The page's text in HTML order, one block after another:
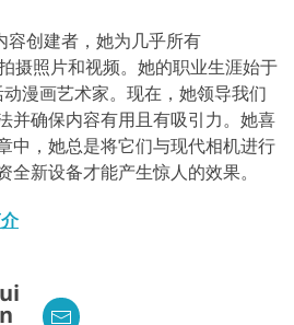
创建者，她为几乎所有
摄照片和视频。她的职业生涯始于
漫画艺术家。现在，她领导我们
并确保内容有用且有吸引力。她喜
中，她总是将它们与现代相机进行
全新设备才能产生惊人的效果。